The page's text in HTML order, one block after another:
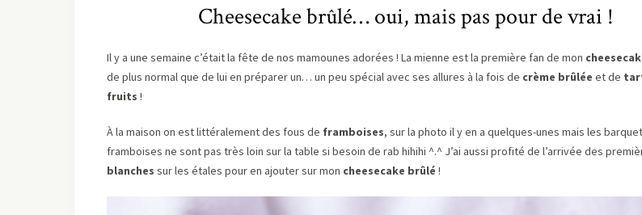
Cheesecake brûlé… oui, mais pas pour de vrai !
Il y a une semaine c’était la fête de nos mamounes adorées ! La mienne est la première fan de mon
de plus normal que de lui en préparer un… un peu spécial avec ses allures à la fois de crème brûlée et de
fruits !
À la maison on est littéralement des fous de framboises, sur la photo il y en a quelques-unes mais les
framboises ne sont pas très loin sur la table si besoin de rab hihihi ^.^ J’ai aussi profité de l’arrivée des
blanches sur les étales pour en ajouter sur mon cheesecake brûlé !